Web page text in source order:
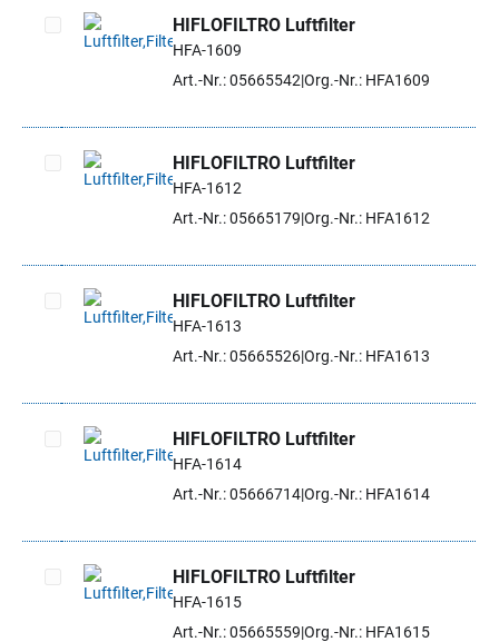
Artikel auswählen
HIFLOFILTRO Luftfilter
HFA-1609
Art.-Nr.: 05665542 Org.-Nr.: HFA1609
Artikel auswählen
HIFLOFILTRO Luftfilter
HFA-1612
Art.-Nr.: 05665179 Org.-Nr.: HFA1612
Artikel auswählen
HIFLOFILTRO Luftfilter
HFA-1613
Art.-Nr.: 05665526Org.-Nr.: HFA1613
Artikel auswählen
HIFLOFILTRO Luftfilter
HFA-1614
Art.-Nr.: 05666714Org.-Nr.: HFA1614
Artikel auswählen
HIFLOFILTRO Luftfilter
HFA-1615
Art.-Nr.: 05665559 Org.-Nr.: HFA1615